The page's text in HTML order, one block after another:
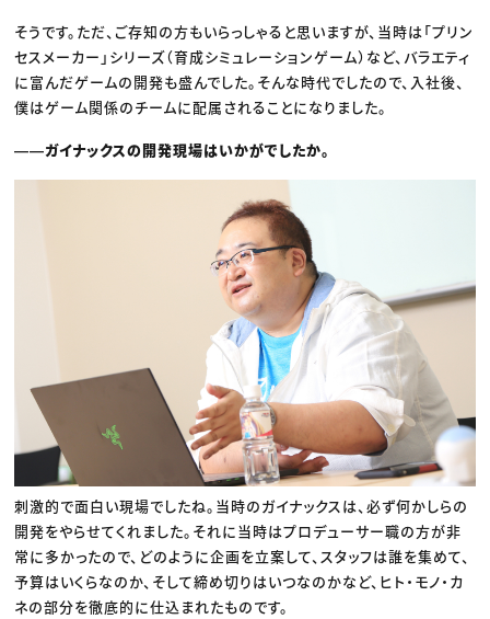
そうです。ただ、ご存知の方もいらっしゃると思いますが、当時は「プリン
セスメーカー」シリーズ（育成シミュレーションゲーム）など、バラエティ
に富んだゲームの開発も盛んでした。そんな時代でしたので、入社後、
僕はゲーム関係のチームに配属されることになりました。
――ガイナックスの開発現場はいかがでしたか。
刺激的で面白い現場でしたね。当時のガイナックスは、必ず何かしらの
開発をやらせてくれました。それに当時はプロデューサー職の方が非
常に多かったので、どのように企画を立案して、スタッフは誰を集めて、
予算はいくらなのか、そして締め切りはいつなのかなど、ヒト・モノ・カ
ネの部分を徹底的に仕込まれたものです。